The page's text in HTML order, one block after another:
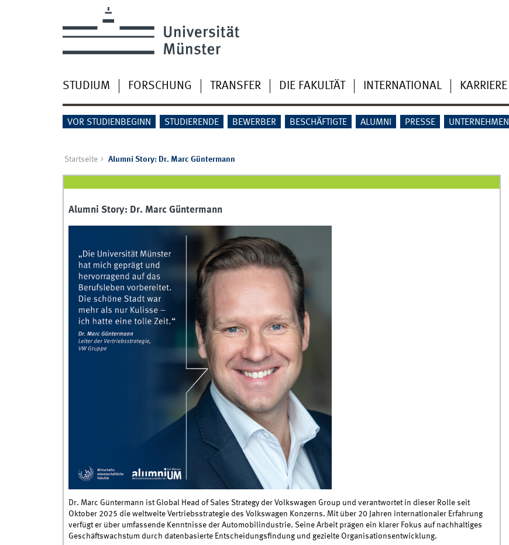
STUDIUM FORSCHUNG TRANSFER DIE FAKULTÄT INTERNATIONAL KARRIERE
VOR STUDIENBEGINN STUDIERENDE BEWERBER BESCHÄFTIGTE ALUMNI PRESSE UNTERNEHMEN
Startseite Alumni Story: Dr. Marc Güntermann
Alumni Story: Dr. Marc Güntermann
Dr. Marc Güntermann ist Global Head of Sales Strategy der Volkswagen Group und verantwortet in dieser Rolle seit
Oktober 2025 die weltweite Vertriebsstrategie des Volkswagen Konzerns. Mit über 20 Jahren internationaler Erfahrung
verfügt er über umfassende Kenntnisse der Automobilindustrie. Seine Arbeit prägen ein klarer Fokus auf nachhaltiges
Geschäftswachstum durch datenbasierte Entscheidungsfindung und gezielte Organisationsentwicklung.